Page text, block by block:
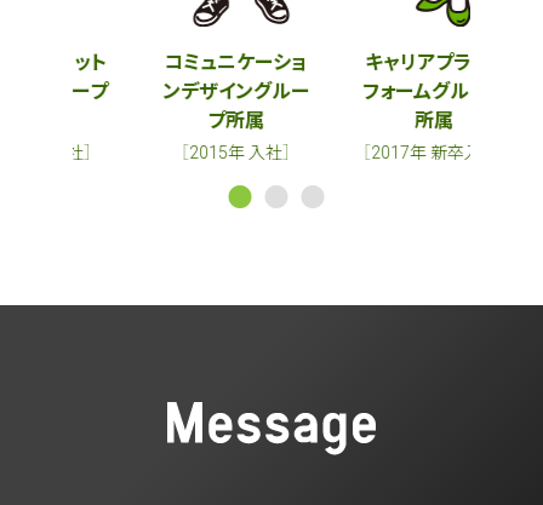
コミュニケーショ
ンデザイングルー
［2015年 入社］
キャリアプラット
フォームグループ
［2017年 新卒入社］